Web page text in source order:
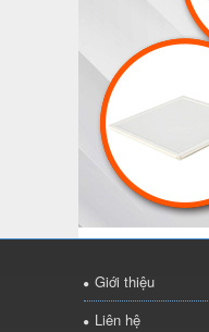
Giới thiệu
Liên hệ